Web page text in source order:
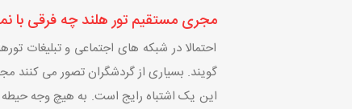
مجری مستقیم تور هلند چه فرقی با
احتمالا در شبکه های اجتماعی و تبلیغات
گویند. بسیاری از گردشگران تصور می کنند
این یک اشتباه رایج است. به هیچ وجه